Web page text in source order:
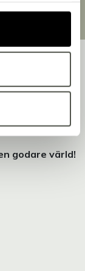
– med egen
godare värld!